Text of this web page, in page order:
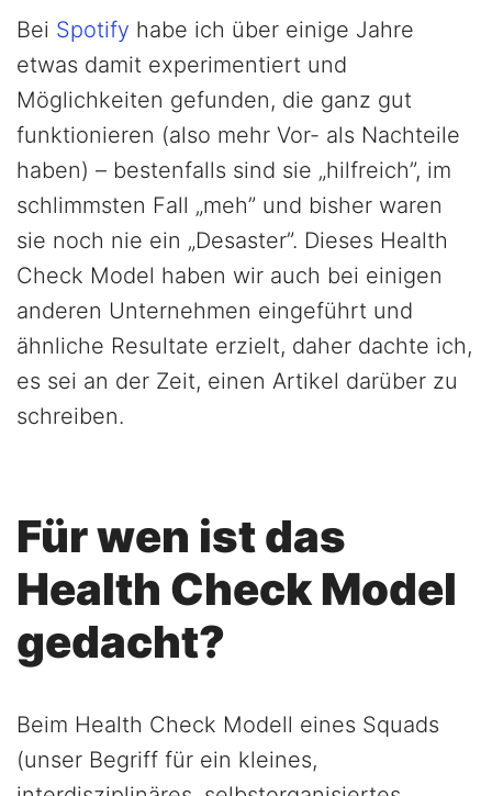
Bei Spotify habe ich über einige Jahre
etwas damit experimentiert und
Möglichkeiten gefunden, die ganz gut
funktionieren (also mehr Vor- als Nachteile
haben) – bestenfalls sind sie „hilfreich”, im
schlimmsten Fall „meh” und bisher waren
sie noch nie ein „Desaster”. Dieses Health
Check Model haben wir auch bei einigen
anderen Unternehmen eingeführt und
ähnliche Resultate erzielt, daher dachte ich,
es sei an der Zeit, einen Artikel darüber zu
schreiben.
Für wen ist das
Health Check Model
gedacht?
Beim Health Check Modell eines Squads
(unser Begriff für ein kleines,